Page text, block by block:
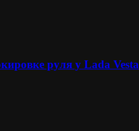
руля у Lada Vesta